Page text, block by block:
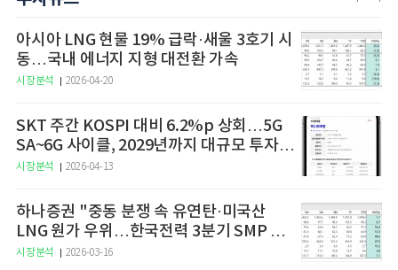
아시아 LNG 현물 19% 급락·새울 3호기 시
동…국내 에너지 지형 대전환 가속
시장분석 2026-04-20
SKT 주간 KOSPI 대비 6.2%p 상회…5G
SA~6G 사이클, 2029년까지 대규모 투자
예고
시장분석 2026-04-13
하나증권 "중동 분쟁 속 유연탄·미국산
LNG 원가 우위…한국전력 3분기 SMP 상
승 전망"
시장분석 2026-03-16